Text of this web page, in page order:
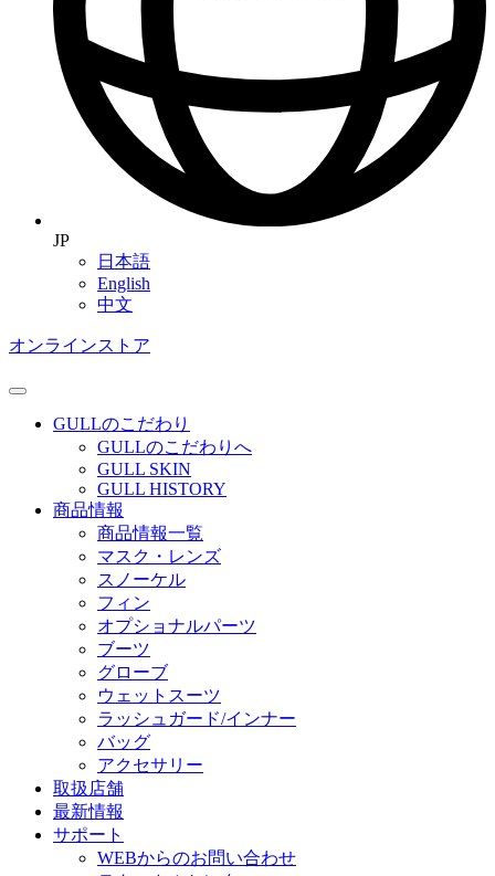
JP
日本語
English
中文
オンラインストア
GULLのこだわり
GULLのこだわりへ
GULL SKIN
GULL HISTORY
商品情報
商品情報一覧
マスク・レンズ
スノーケル
フィン
オプショナルパーツ
ブーツ
グローブ
ウェットスーツ
ラッシュガード/インナー
バッグ
アクセサリー
取扱店舗
最新情報
サポート
WEBからのお問い合わせ